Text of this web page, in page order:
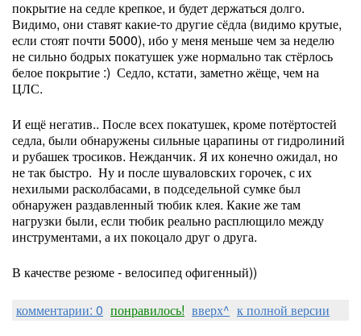
покрытие на седле крепкое, и будет держаться долго.
Видимо, они ставят какие-то другие сёдла (видимо крутые,
если стоят почти 5000), ибо у меня меньше чем за неделю
не сильно бодрых покатушек уже нормально так стёрлось
белое покрытие :) Седло, кстати, заметно жёще, чем на
ЦЛС.
И ещё негатив.. После всех покатушек, кроме потёртостей
седла, были обнаружены сильные царапины от гидролиний
и рубашек тросиков. Нежданчик. Я их конечно ожидал, но
не так быстро. Ну и после шуваловских горочек, с их
нехилыми расколбасами, в подседельной сумке был
обнаружен раздавленный тюбик клея. Какие же там
нагрузки были, если тюбик реально расплющило между
инструментами, а их покоцало друг о друга.
В качестве резюме - велосипед офигенный))
комментарии: 0 понравилось! вверх^ к полной версии